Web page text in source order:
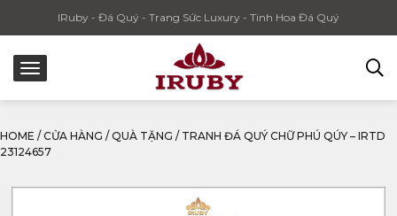
IRuby - Đá Quý - Trang Sức Luxury - Tinh Hoa Đá Quý
HOME / CỬA HÀNG / QUÀ TẶNG / TRANH ĐÁ QUÝ CHỮ PHÚ QÚY – IRTD
23124657